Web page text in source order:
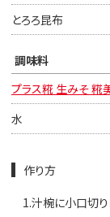
とろろ昆布
調味料
プラス糀 生みそ 糀
水
作り方
1.汁椀に小口切り